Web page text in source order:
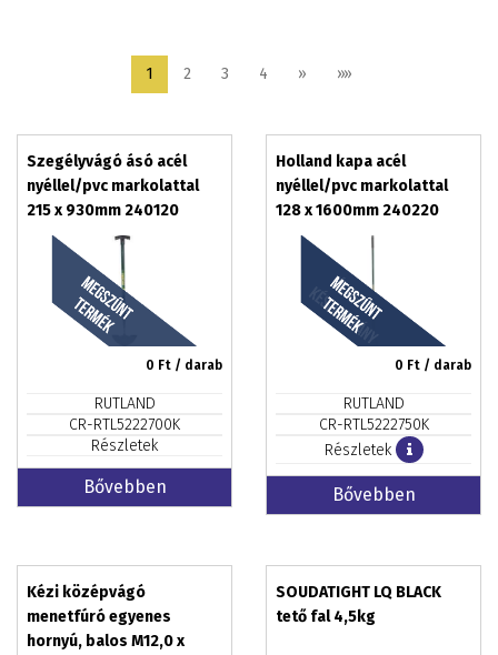
1 2 3 4 » »»
Szegélyvágó ásó acél
nyéllel/pvc markolattal
215 x 930mm 240120
rozsdamentes acél
0 Ft / darab
RUTLAND
CR-RTL5222700K
Részletek
Bővebben
Holland kapa acél
nyéllel/pvc markolattal
128 x 1600mm 240220
rozsdamentes acél
0 Ft / darab
RUTLAND
CR-RTL5222750K
Részletek
Bővebben
Kézi középvágó
menetfúró egyenes
hornyú, balos M12,0 x
SOUDATIGHT LQ BLACK
tető fal 4,5kg